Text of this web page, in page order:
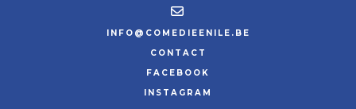
INFO@COMEDIEENILE.BE
CONTACT
FACEBOOK
INSTAGRAM